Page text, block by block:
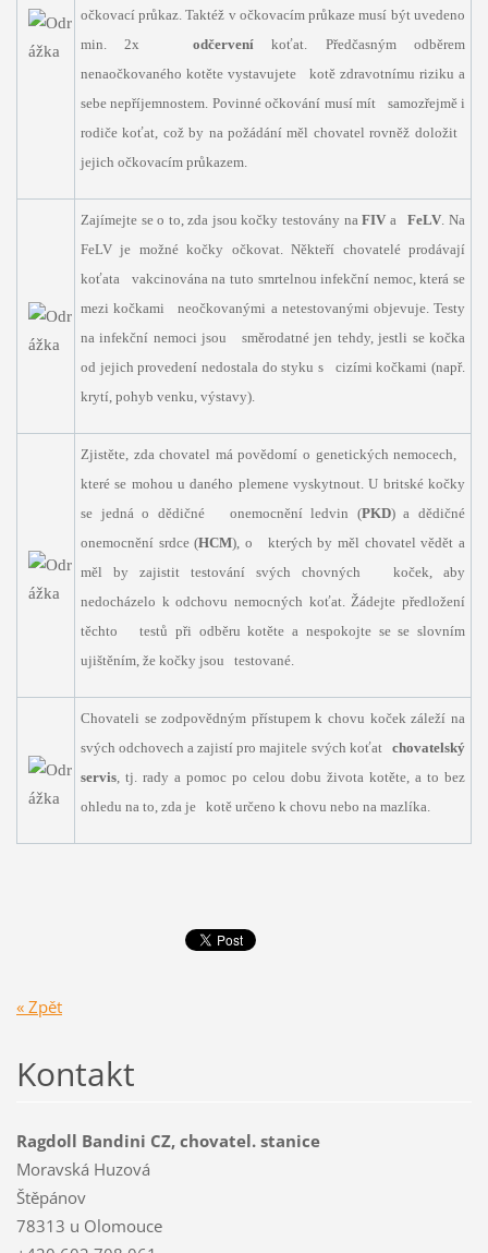
očkovací průkaz. Taktéž v očkovacím průkaze musí být uvedeno
min. 2xodčervení koťat. Předčasným odběrem
nenaočkovaného kotěte vystavujete kotě zdravotnímu riziku a
sebe nepříjemnostem. Povinné očkování musí mít samozřejmě i
rodiče koťat, což by na požádání měl chovatel rovněž doložit
jejich očkovacím průkazem.
Zajímejte se o to, zda jsou kočky testovány naFIV a FeLV . Na
FeLV je možné kočky očkovat. Někteří chovatelé prodávají
koťata vakcinována na tuto smrtelnou infekční nemoc, která se
mezi kočkami neočkovanými a netestovanými objevuje. Testy
na infekční nemoci jsou směrodatné jen tehdy, jestli se kočka
od jejich provedení nedostala do styku s cizími kočkami (např.
krytí, pohyb venku, výstavy).
Zjistěte, zda chovatel má povědomí o genetických nemocech,
které se mohou u daného plemene vyskytnout. U britské kočky
se jedná o dědičné onemocnění ledvin (PKD) a dědičné
onemocnění srdce (HCM), o kterých by měl chovatel vědět a
měl by zajistit testování svých chovných koček, aby
nedocházelo k odchovu nemocných koťat. Žádejte předložení
těchto testů při odběru kotěte a nespokojte se se slovním
ujištěním, že kočky jsou testované.
Chovateli se zodpovědným přístupem k chovu koček záleží na
svých odchovech a zajistí pro majitele svých koťat chovatelský
servis, tj. rady a pomoc po celou dobu života kotěte, a to bez
ohledu na to, zda je kotě určeno k chovu nebo na mazlíka.
« Zpět
Kontakt
Ragdoll Bandini CZ, chovatel. stanice
Moravská Huzová
Štěpánov
78313 u Olomouce